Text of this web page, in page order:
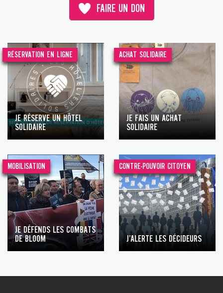
FAIRE UN DON
RÉSERVATION EN LIGNE
JE RÉSERVE UN HÔTEL
SOLIDAIRE
ACHAT SOLIDAIRE
JE FAIS UN ACHAT
SOLIDAIRE
MOBILISATION
JE DÉFENDS LES COMBATS
DE BLOOM
CONTRE-POUVOIR CITOYEN
J’ALERTE LES DÉCIDEURS